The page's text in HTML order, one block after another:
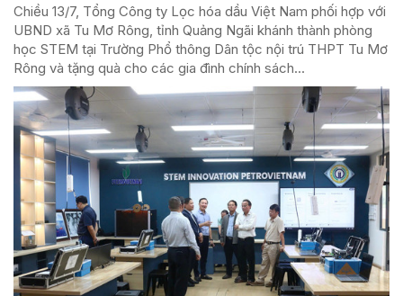
Chiều 13/7, Tổng Công ty Lọc hóa dầu Việt Nam phối hợp với
UBND xã Tu Mơ Rông, tỉnh Quảng Ngãi khánh thành phòng
học STEM tại Trường Phổ thông Dân tộc nội trú THPT Tu Mơ
Rông và tặng quà cho các gia đình chính sách...